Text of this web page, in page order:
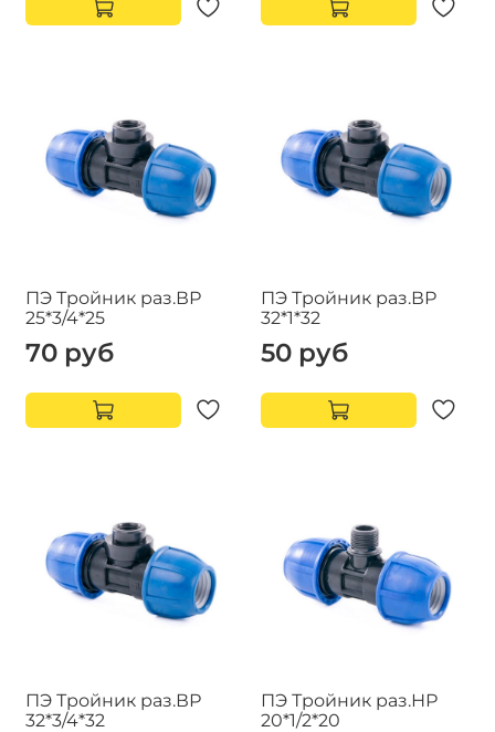
ПЭ Тройник раз.ВР
25*3/4*25
70 руб
ПЭ Тройник раз.ВР
32*1*32
50 руб
ПЭ Тройник раз.ВР
32*3/4*32
ПЭ Тройник раз.НР
20*1/2*20